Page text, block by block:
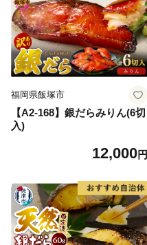
福岡県飯塚市
【A2-168】銀だらみりん(6切
入)
12,000円